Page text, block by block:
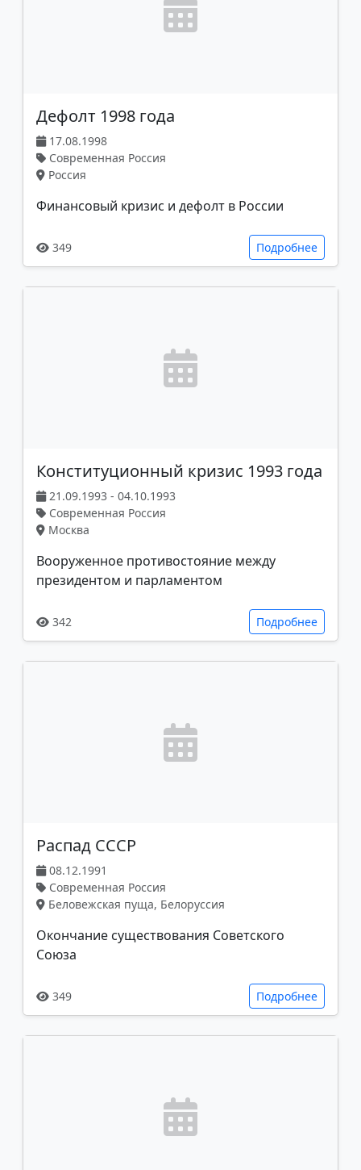
Дефолт 1998 года
17.08.1998
Современная Россия
Россия
Финансовый кризис и дефолт в России
349 Подробнее
Конституционный кризис 1993 года
21.09.1993 - 04.10.1993
Современная Россия
Москва
Вооруженное противостояние между
президентом и парламентом
342 Подробнее
Распад СССР
08.12.1991
Современная Россия
Беловежская пуща, Белоруссия
Окончание существования Советского
Союза
349 Подробнее